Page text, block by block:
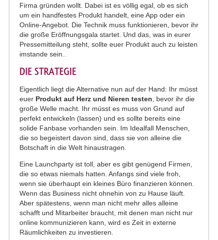
Firma gründen wollt. Dabei ist es völlig egal, ob es sich
um ein handfestes Produkt handelt, eine App oder ein
Online-Angebot. Die Technik muss funktionieren, bevor ihr
die große Eröffnungsgala startet. Und das, was in eurer
Pressemitteilung steht, sollte euer Produkt auch zu leisten
imstande sein..
DIE STRATEGIE
Eigentlich liegt die Alternative nun auf der Hand: Ihr müsst
euer Produkt auf Herz und Nieren testen , bevor ihr die
große Welle macht. Ihr müsst es muss von Grund auf
perfekt entwickeln (lassen) und es sollte bereits eine
solide Fanbase vorhanden sein. Im Idealfall Menschen,
die so begeistert davon sind, dass sie von alleine die
Botschaft in die Welt hinaustragen.
Eine Launchparty ist toll, aber es gibt genügend Firmen,
die so etwas niemals hatten. Anfangs sind viele froh,
wenn sie überhaupt ein kleines Büro finanzieren können.
Wenn das Business nicht ohnehin von zu Hause läuft.
Aber spätestens, wenn man nicht mehr alles alleine
schafft und Mitarbeiter braucht, mit denen man nicht nur
online kommunizieren kann, wird es Zeit in externe
Räumlichkeiten zu investieren.